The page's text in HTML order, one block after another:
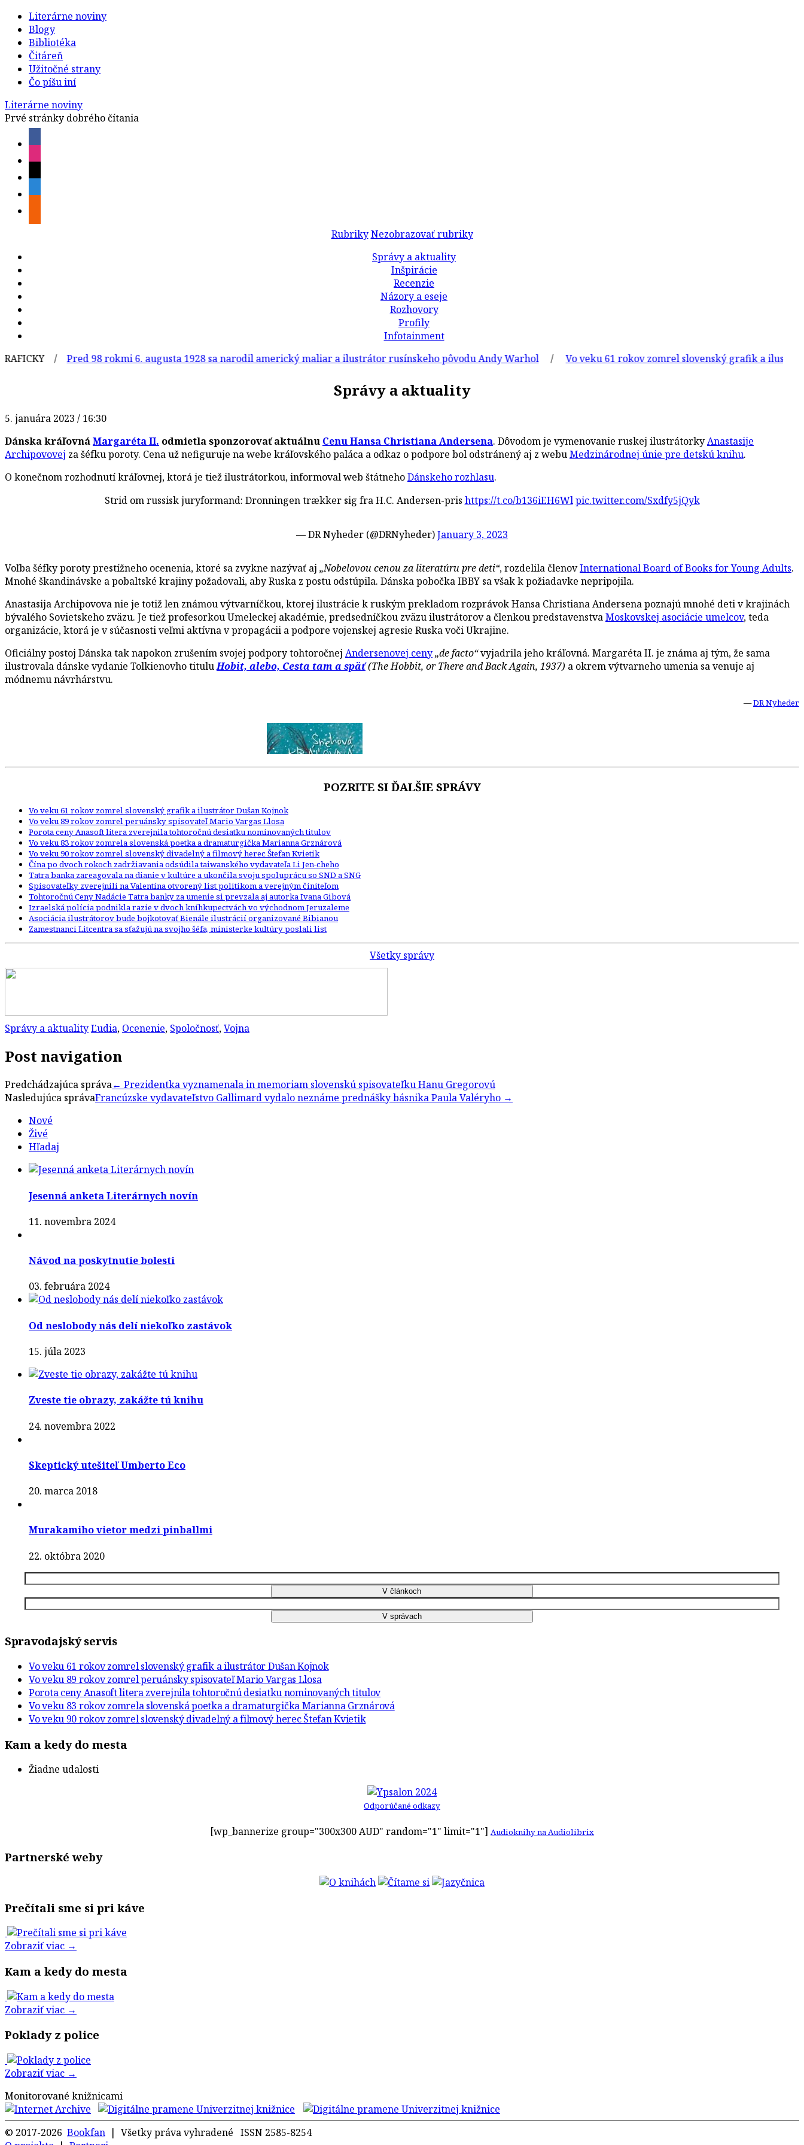
Literárne noviny
Blogy
Bibliotéka
Čitáreň
Užitočné strany
Čo píšu iní
Literárne noviny
Prvé stránky dobrého čítania
Rubriky Nezobrazovať rubriky
Správy a aktuality
Inšpirácie
Recenzie
Názory a eseje
Rozhovory
Profily
Infotainment
/Pred 98 rokmi 6. augusta 1928 sa narodil americký maliar a ilustrátor rusínskeho pôvodu Andy Warhol/Vo veku 61 rokov zomrel slovenský grafik a ilustrátor
Správy a aktuality
5. januára 2023 / 16:30
Dánska kráľovnáMargaréta II. odmietla sponzorovať aktuálnu Cenu Hansa Christiana Andersena. Dôvodom je vymenovanie ruskej ilustrátorkyAnastasije
Archipovovej za šéfku poroty. Cena už nefiguruje na webe kráľovského paláca a odkaz o podpore bol odstránený aj z webuMedzinárodnej únie pre detskú knihu.
O konečnom rozhodnutí kráľovnej, ktorá je tiež ilustrátorkou, informoval web štátnehoDánskeho rozhlasu.
Strid om russisk juryformand: Dronningen trækker sig fra H.C. Andersen-pris https://t.co/b136iEH6Wl pic.twitter.com/Sxdfy5jQyk
— DR Nyheder (@DRNyheder)January 3, 2023
Voľba šéfky poroty prestížneho ocenenia, ktoré sa zvykne nazývať aj „Nobelovou cenou za literatúru pre deti“, rozdelila členovInternational Board of Books for Young Adults.
Mnohé škandinávske a pobaltské krajiny požadovali, aby Ruska z postu odstúpila. Dánska pobočka IBBY sa však k požiadavke nepripojila.
Anastasija Archipovova nie je totiž len známou výtvarníčkou, ktorej ilustrácie k ruským prekladom rozprávok Hansa Christiana Andersena poznajú mnohé deti v krajinách
bývalého Sovietskeho zväzu. Je tiež profesorkou Umeleckej akadémie, predsedníčkou zväzu ilustrátorov a členkou predstavenstvaMoskovskej asociácie umelcov, teda
organizácie, ktorá je v súčasnosti veľmi aktívna v propagácii a podpore vojenskej agresie Ruska voči Ukrajine.
Oficiálny postoj Dánska tak napokon zrušením svojej podpory tohtoročnej Andersenovej ceny„de facto“vyjadrila jeho kráľovná. Margaréta II. je známa aj tým, že sama
ilustrovala dánske vydanie Tolkienovho tituluHobit, alebo, Cesta tam a späť(The Hobbit, or There and Back Again, 1937) a okrem výtvarneho umenia sa venuje aj
módnemu návrhárstvu.
—DR Nyheder
POZRITE SI ĎALŠIE SPRÁVY
Vo veku 61 rokov zomrel slovenský grafik a ilustrátor Dušan Kojnok
Vo veku 89 rokov zomrel peruánsky spisovateľ Mario Vargas Llosa
Porota ceny Anasoft litera zverejnila tohtoročnú desiatku nominovaných titulov
Vo veku 83 rokov zomrela slovenská poetka a dramaturgička Marianna Grznárová
Vo veku 90 rokov zomrel slovenský divadelný a filmový herec Štefan Kvietik
Čína po dvoch rokoch zadržiavania odsúdila taiwanského vydavateľa Li Jen-cheho
Tatra banka zareagovala na dianie v kultúre a ukončila svoju spoluprácu so SND a SNG
Spisovateľky zverejnili na Valentína otvorený list politikom a verejným činiteľom
Tohtoročnú Ceny Nadácie Tatra banky za umenie si prevzala aj autorka Ivana Gibová
Izraelská polícia podnikla razie v dvoch kníhkupectvách vo východnom Jeruzaleme
Asociácia ilustrátorov bude bojkotovať Bienále ilustrácií organizované Bibianou
Zamestnanci Litcentra sa sťažujú na svojho šéfa, ministerke kultúry poslali list
Všetky správy
Správy a aktualityĽudia, Ocenenie, Spoločnosť,Vojna
Post navigation
Predchádzajúca správa← Prezidentka vyznamenala in memoriam slovenskú spisovateľku Hanu Gregorovú
Nasledujúca správaFrancúzske vydavateľstvo Gallimard vydalo neznáme prednášky básnika Paula Valéryho →
Nové
Živé
Hľadaj
Jesenná anketa Literárnych novín
11. novembra 2024
Návod na poskytnutie bolesti
03. februára 2024
Od neslobody nás delí niekoľko zastávok
15. júla 2023
Zveste tie obrazy, zakážte tú knihu
24. novembra 2022
Skeptický utešiteľ Umberto Eco
20. marca 2018
Murakamiho vietor medzi pinballmi
22. októbra 2020
Spravodajský servis
Vo veku 61 rokov zomrel slovenský grafik a ilustrátor Dušan Kojnok
Vo veku 89 rokov zomrel peruánsky spisovateľ Mario Vargas Llosa
Porota ceny Anasoft litera zverejnila tohtoročnú desiatku nominovaných titulov
Vo veku 83 rokov zomrela slovenská poetka a dramaturgička Marianna Grznárová
Vo veku 90 rokov zomrel slovenský divadelný a filmový herec Štefan Kvietik
Kam a kedy do mesta
Žiadne udalosti
Odporúčané odkazy
[wp_bannerize group="300x300 AUD" random="1" limit="1"] Audioknihy na Audiolibrix
Partnerské weby
Prečítali sme si pri káve
Zobraziť viac →
Kam a kedy do mesta
Zobraziť viac →
Poklady z police
Zobraziť viac →
Monitorované knižnicami
© 2017-2026 Bookfan | Všetky práva vyhradené ISSN 2585-8254